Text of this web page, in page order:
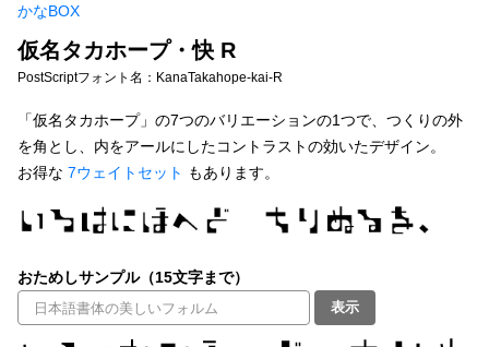
カート
マイページ
よくあるご質問
宋朝体
教科書体 行書体
草書体 勘亭流
デザイン毛筆
太さ・ウェイト
かなBOX
仮名タカホープ・快 R
PostScriptフォント名： KanaTakahope-kai-R
「仮名タカホープ」の7つのバリエーションの1つで、つくりの外
を角とし、内をアールにしたコントラストの効いたデザイン。
お得な 7ウェイトセット もあります。
おためしサンプル（15文字まで）
表示